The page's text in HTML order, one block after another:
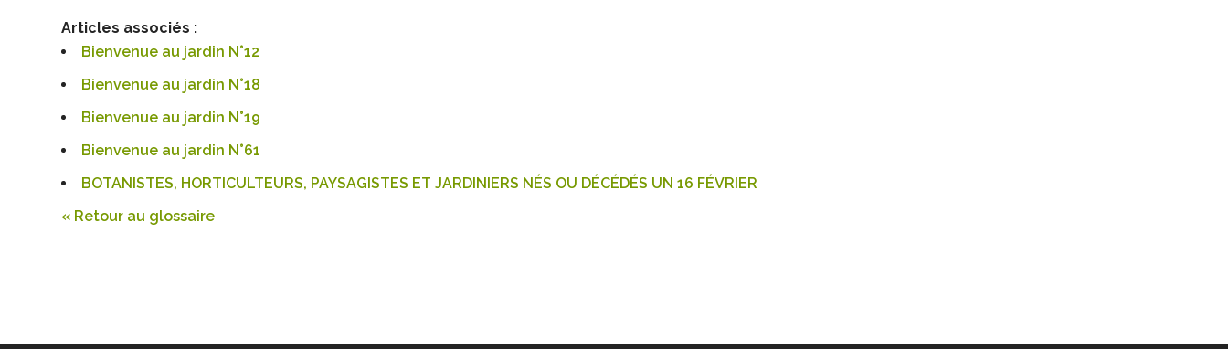
Articles associés :
Bienvenue au jardin N°12
Bienvenue au jardin N°18
Bienvenue au jardin N°19
Bienvenue au jardin N°61
BOTANISTES, HORTICULTEURS, PAYSAGISTES ET JARDINIERS NÉS OU DÉCÉDÉS UN 16 FÉVRIER
« Retour au glossaire